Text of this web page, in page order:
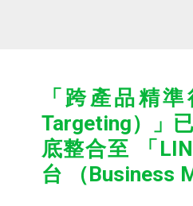
「跨產品精
Targeting）」
底整合至 「
台 （Business